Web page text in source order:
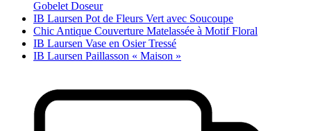
Gobelet Doseur
IB Laursen Pot de Fleurs Vert avec Soucoupe
Chic Antique Couverture Matelassée à Motif Floral
IB Laursen Vase en Osier Tressé
IB Laursen Paillasson « Maison »